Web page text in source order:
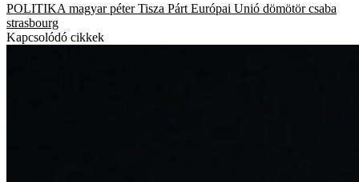
POLITIKA magyar péter Tisza Párt Európai Unió dömötör csaba
strasbourg
Kapcsolódó cikkek